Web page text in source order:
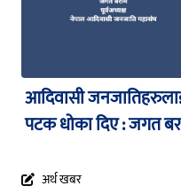
आदिवासी
पटक धोका दिए : जगत
अर्थ खबर